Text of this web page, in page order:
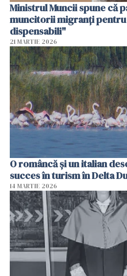
Ministrul Muncii spune că
muncitorii migranți
dispensabili"
21 MARTIE 2026
O româncă și un italian
succes în turism în Delta
14 MARTIE 2026